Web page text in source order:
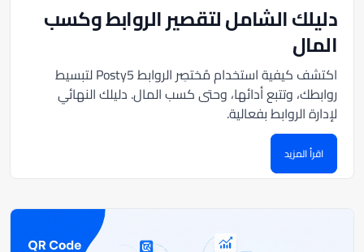
دليلك الشامل لتقصير الروابط وكسب
المال
اكتشف كيفية استخدام مُختصِر الروابط Posty5 لتبسيط
روابطك، وتتبع أدائها، وحتى كسب المال. دليلك النهائي
لإدارة الروابط بفعالية.
اقرأ المزيد